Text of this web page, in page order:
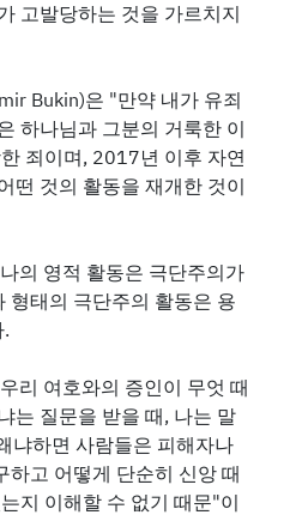
고발당하는 것을 가르치지
Bukin)은 "만약 내가 유죄
하나님과 그분의 거룩한 이
죄이며, 2017년 이후 자연
떤 것의 활동을 재개한 것이
의 영적 활동은 극단주의가
형태의 극단주의 활동은 용
리 여호와의 증인이 무엇 때
는 질문을 받을 때, 나는 말
냐하면 사람들은 피해자나
하고 어떻게 단순히 신앙 때
지 이해할 수 없기 때문"이